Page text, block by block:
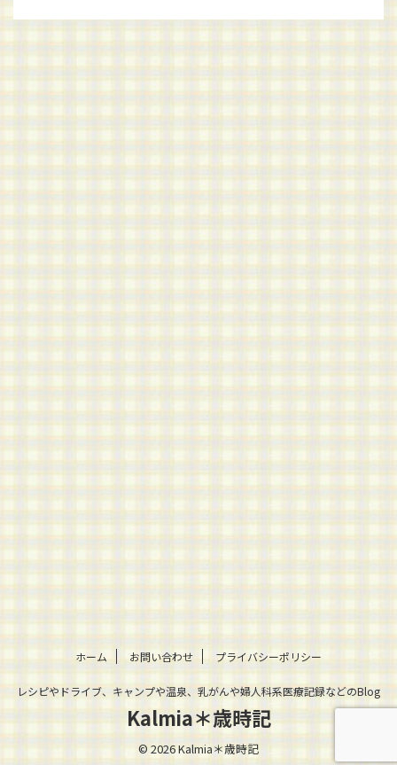
ホーム お問い合わせ プライバシーポリシー
レシピやドライブ、キャンプや温泉、乳がんや婦人科系医療記録などのBlog
Kalmia＊歳時記
© 2026 Kalmia＊歳時記